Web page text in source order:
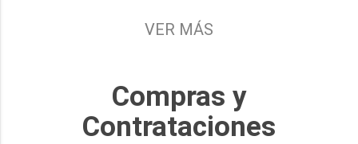
Provincia y del Servicio Penitenciario.
VER MÁS
Compras y
Contrataciones